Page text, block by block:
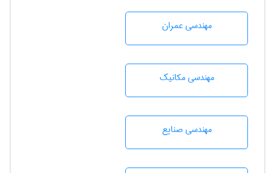
مهندسی عمران
مهندسی مکانیک
مهندسی صنايع